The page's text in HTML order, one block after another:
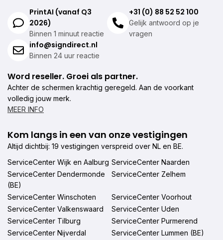
PrintAI (vanaf Q3
2026)
Binnen 1 minuut reactie
+31 (0) 88 52 52 100
Gelijk antwoord op je
vragen
info@signdirect.nl
Binnen 24 uur reactie
Word reseller. Groei als partner.
Achter de schermen krachtig geregeld. Aan de voorkant
volledig jouw merk.
MEER INFO
Kom langs in een van onze vestigingen
Altijd dichtbij: 19 vestigingen verspreid over NL en BE.
ServiceCenter Wijk en Aalburg ServiceCenter Naarden
ServiceCenter Dendermonde
(BE)
ServiceCenter Zelhem
ServiceCenter Winschoten
ServiceCenter Voorhout
ServiceCenter Valkenswaard
ServiceCenter Uden
ServiceCenter Tilburg
ServiceCenter Purmerend
ServiceCenter Nijverdal
ServiceCenter Lummen (BE)